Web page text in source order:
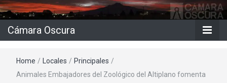
Oscura
Cámara Oscura
Home / Locales / Principales /
Animales Embajadores del Zoológico del Altiplano fomenta